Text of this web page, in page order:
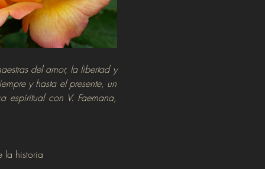
del amor, la libertad y
y hasta el presente, un
espiritual con V. Faemana,
la historia